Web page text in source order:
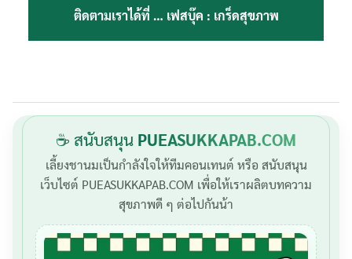
ติดตามเราได้ที่ … เฟสบุ๊ค : เกร็ดสุขภาพ
☕ สนับสนุน PUEASUKKAPAB.COM
เลี้ยงชานมเป็นกำลังใจให้ทีมคอนเทนต์ หรือ สนับสนุน
เว็บไซต์ PUEASUKKAPAB.COM เพื่อให้เราผลิตบทความ
สุขภาพดี ๆ ต่อไปกันน้า